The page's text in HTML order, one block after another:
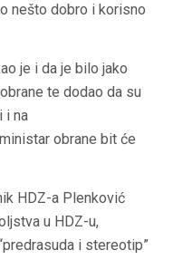
nešto dobro i korisno
je i da je bilo jako
te dodao da su
i na
obrane bit će
HDZ-a Plenković
u HDZ-u,
i stereotip”